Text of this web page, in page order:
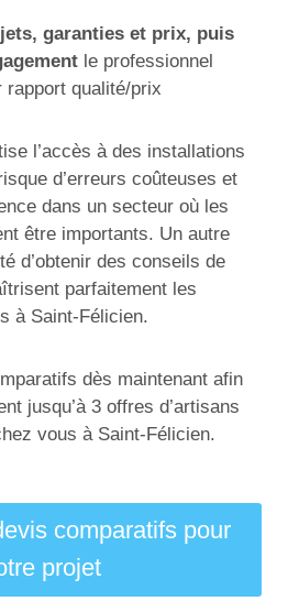
garanties et prix, puis
le professionnel
rapport qualité/prix
l’accès à des installations
d’erreurs coûteuses et
dans un secteur où les
être importants. Un autre
d’obtenir des conseils de
parfaitement les
à Saint-Félicien.
dès maintenant afin
jusqu’à 3 offres d’artisans
vous à Saint-Félicien.
comparatifs pour
projet